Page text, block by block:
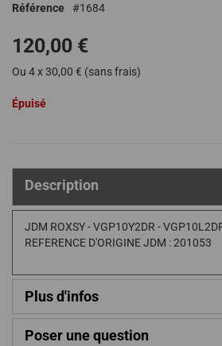
de
Galerie
Référence 1684
120,00 €
Ou 4 x 30,00 € (sans frais)
Épuisé
Description
JDM ROXSY - VGP10Y2DR -
REFERENCE D'ORIGINE JDM : 201053
Plus d'infos
Poser une question